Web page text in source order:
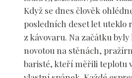
Když se dnes člověk
posledních deset let uteklo
z kávovaru. Na začátku
novotou na stěnách,
baristé, kteří měřili teplotu